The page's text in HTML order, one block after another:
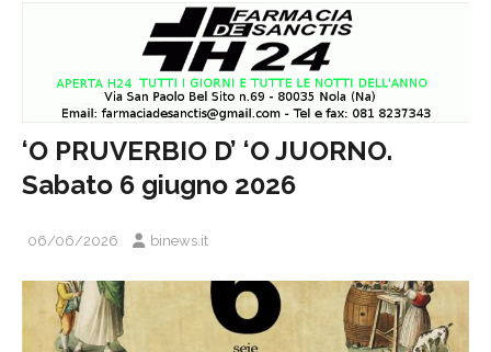
‘O PRUVERBIO D’ ‘O JUORNO.
Sabato 6 giugno 2026
06/06/2026 binews.it